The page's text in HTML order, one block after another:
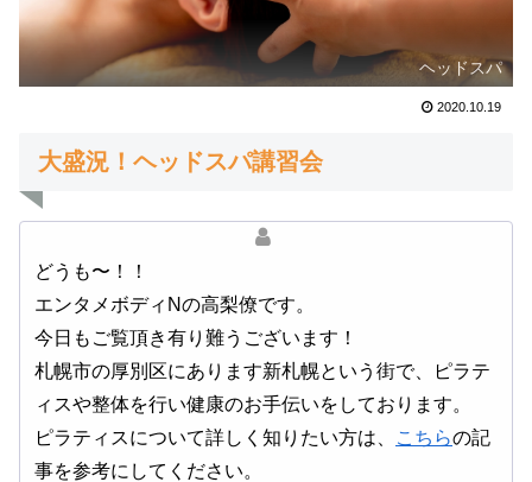
ヘッドスパ
2020.10.19
大盛況！ヘッドスパ講習会
どうも〜！！
エンタメボディNの高梨僚です。
今日もご覧頂き有り難うございます！
札幌市の厚別区にあります新札幌という街で、ピラテ
ィスや整体を行い健康のお手伝いをしております。
ピラティスについて詳しく知りたい方は、
こちらの記
事を参考にしてください。